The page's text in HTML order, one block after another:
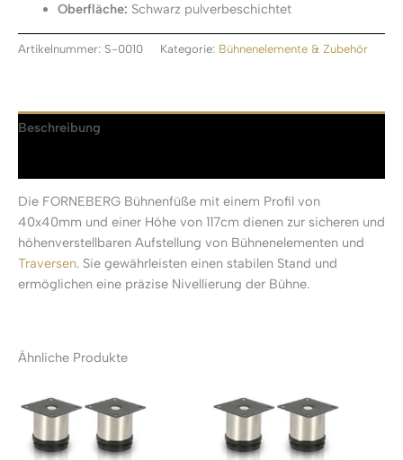
Oberfläche: Schwarz pulverbeschichtet
Artikelnummer: S-0010 Kategorie: Bühnenelemente & Zubehör
Beschreibung
Die FORNEBERG Bühnenfüße mit einem Profil von
40x40mm und einer Höhe von 117cm dienen zur sicheren und
höhenverstellbaren Aufstellung von Bühnenelementen und
Traversen. Sie gewährleisten einen stabilen Stand und
ermöglichen eine präzise Nivellierung der Bühne.
Ähnliche Produkte